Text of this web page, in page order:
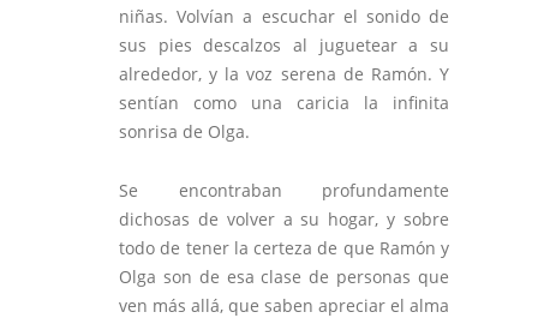
niñas. Volvían a escuchar el sonido de
sus pies descalzos al juguetear a su
alrededor, y la voz serena de Ramón. Y
sentían como una caricia la infinita
sonrisa de Olga.
Se encontraban profundamente
dichosas de volver a su hogar, y sobre
todo de tener la certeza de que Ramón y
Olga son de esa clase de personas que
ven más allá, que saben apreciar el alma